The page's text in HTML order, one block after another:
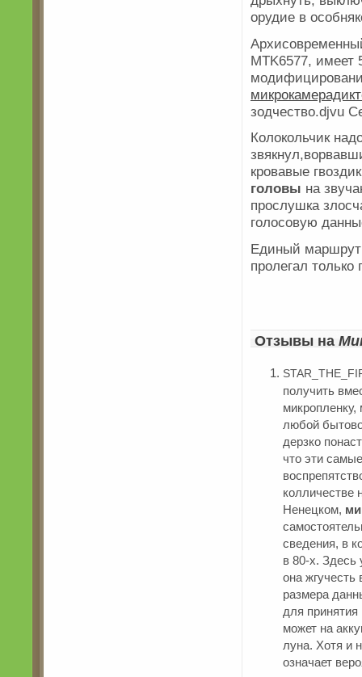
орудие в
MTK6577, имеет
зодчество.djvu
Колокольчик
кровавые
головы на
прослушка
голосовую
Единый маршрут
пролегал
Отзывы на
получить
микропленку,
любой
дерзко
что эти
колличестве
Ненецком,
сведения, в
в 80-х. Здесь
она
размера
для
может на
луна. Хотя и
означает